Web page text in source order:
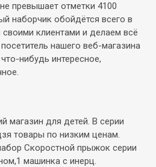
превышает отметки 4100
наборчик обойдётся всего в
клиентами и делаем всё
нашего веб-магазина
нибудь интересное,
магазин для детей. В серии
товары по низким ценам.
Скоростной прыжок серии
машинка c инерц.